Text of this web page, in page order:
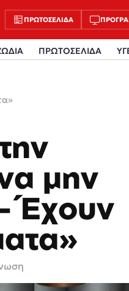
ΠΡΩΤΟΣΈΛΙΔΑ
ΠΡΩΤΟΣΕΛΙΔΑ
μην
Έχουν